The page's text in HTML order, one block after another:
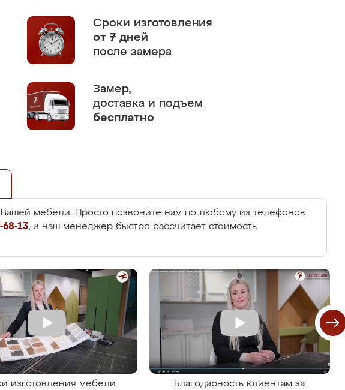
Сроки изготовления
от 7 дней
после замера
Замер,
доставка и подъем
бесплатно
Вашей мебели. Просто позвоните нам по любому из телефонов:
68-13, и наш менеджер быстро рассчитает стоимость.
изготовления мебели
Благодарность клиентам за